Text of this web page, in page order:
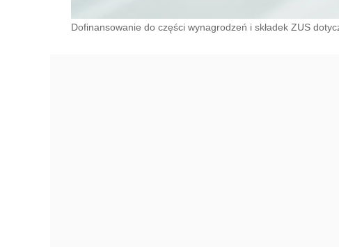
Dofinansowanie do części wynagrodzeń i składek ZUS